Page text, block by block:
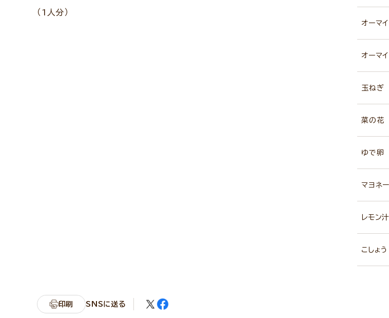
（1人分）
オーマ
オー
玉ねぎ
菜の花
ゆで卵
マヨネ
レモン汁
こしょう
印刷 SNSに送る